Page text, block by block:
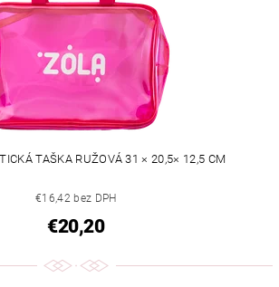
TAŠKA RUŽOVÁ 31 × 20,5× 12,5 CM
€16,42 bez DPH
€20,20